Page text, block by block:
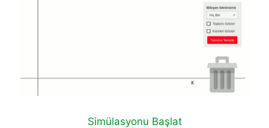
Simülasyonu Başlat